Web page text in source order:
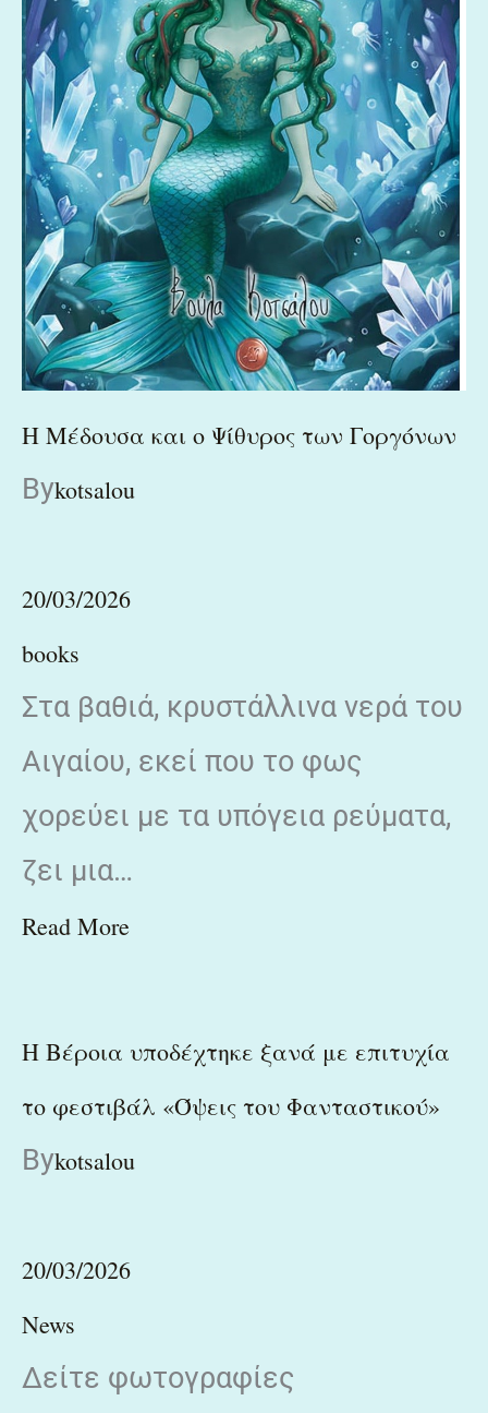
Η Μέδουσα και ο Ψίθυρος των Γοργόνων
Bykotsalou
20/03/2026
books
Στα βαθιά, κρυστάλλινα νερά του
Αιγαίου, εκεί που το φως
χορεύει με τα υπόγεια ρεύματα,
ζει μια…
Read More
Η Βέροια υποδέχτηκε ξανά με επιτυχία
το φεστιβάλ «Όψεις του Φανταστικού»
Bykotsalou
20/03/2026
News
Δείτε φωτογραφίες